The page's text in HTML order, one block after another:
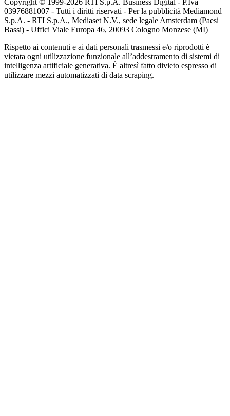
03976881007 - Tutti i diritti riservati - Per la pubblicità Mediamond
S.p.A. - RTI S.p.A., Mediaset N.V., sede legale Amsterdam (Paesi
Bassi) - Uffici Viale Europa 46, 20093 Cologno Monzese (MI)
Rispetto ai contenuti e ai dati personali trasmessi e/o riprodotti è
vietata ogni utilizzazione funzionale all’addestramento di sistemi di
intelligenza artificiale generativa. È altresì fatto divieto espresso di
utilizzare mezzi automatizzati di data scraping.